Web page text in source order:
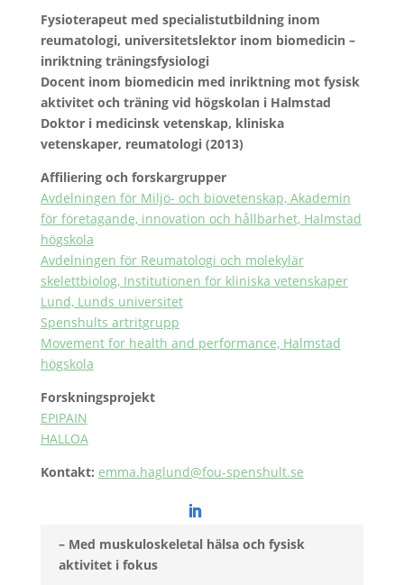
Fysioterapeut med specialistutbildning inom
reumatologi, universitetslektor inom biomedicin –
inriktning träningsfysiologi
Docent inom biomedicin med inriktning mot fysisk
aktivitet och träning vid högskolan i Halmstad
Doktor i medicinsk vetenskap, kliniska
vetenskaper, reumatologi (2013)
Affiliering och forskargrupper
Avdelningen för Miljö- och biovetenskap, Akademin
för företagande, innovation och hållbarhet, Halmstad
högskola
Avdelningen för Reumatologi och molekylär
skelettbiolog, Institutionen för kliniska vetenskaper
Lund, Lunds universitet
Spenshults artritgrupp
Movement for health and performance, Halmstad
högskola
Forskningsprojekt
EPIPAIN
HALLOA
Kontakt: emma.haglund@fou-spenshult.se
– Med muskuloskeletal hälsa och fysisk
aktivitet i fokus